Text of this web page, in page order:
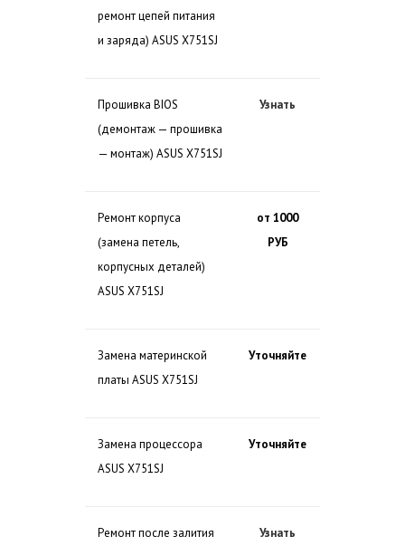
ремонт цепей питания
и заряда) ASUS X751SJ
Прошивка BIOS
(демонтаж — прошивка
— монтаж) ASUS X751SJ
Узнать
Ремонт корпуса
(замена петель,
корпусных деталей)
ASUS X751SJ
от 1000
РУБ
Замена материнской
платы ASUS X751SJ
Уточняйте
Замена процессора
ASUS X751SJ
Уточняйте
Ремонт после залития Узнать